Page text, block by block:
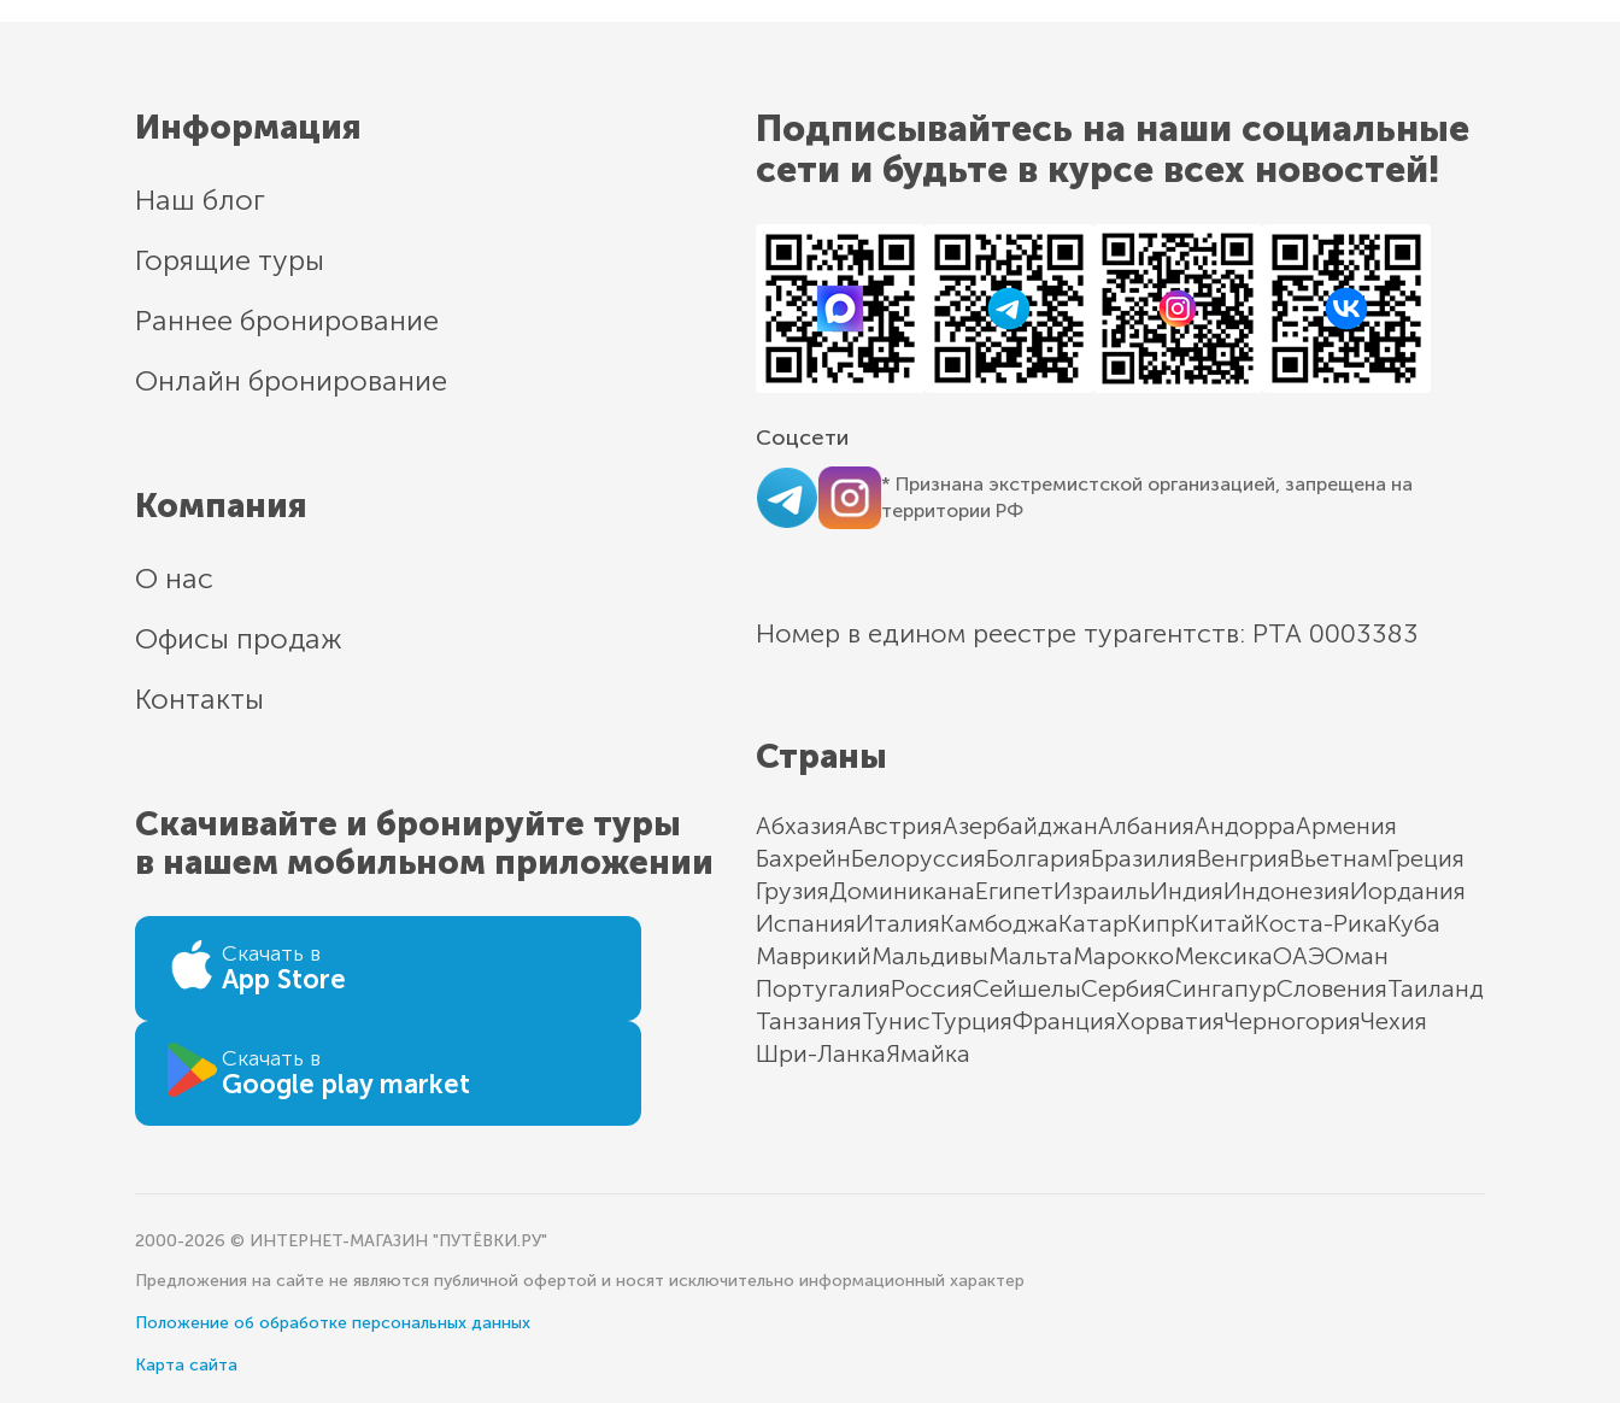
Информация
Наш блог
Горящие туры
Раннее бронирование
Онлайн бронирование
Компания
О нас
Офисы продаж
Контакты
Скачивайте и бронируйте туры
в нашем мобильном приложении
Скачать в
App Store
Скачать в
Google play market
Подписывайтесь на наши социальные
сети и будьте в курсе всех новостей!
Соцсети
* Признана экстремистской организацией, запрещена на
территории РФ
Номер в едином реестре турагентств: РТА 0003383
Страны
АбхазияАвстрияАзербайджанАлбанияАндорраАрмения
БахрейнБелоруссияБолгарияБразилияВенгрияВьетнамГреция
ГрузияДоминиканаЕгипетИзраильИндияИндонезияИордания
ИспанияИталияКамбоджаКатарКипрКитайКоста-РикаКуба
МаврикийМальдивыМальтаМароккоМексикаОАЭОман
ПортугалияРоссияСейшелыСербияСингапурСловенияТаиланд
ТанзанияТунисТурцияФранцияХорватияЧерногорияЧехия
Шри-ЛанкаЯмайка
2000-2026 © ИНТЕРНЕТ-МАГАЗИН "ПУТЁВКИ.РУ"
Предложения на сайте не являются публичной офертой и носят исключительно информационный характер
Положение об обработке персональных данных
Карта сайта